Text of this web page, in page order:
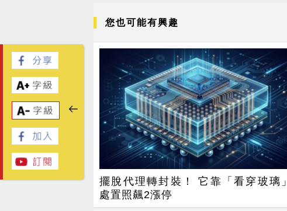
您也可能有興趣
擺脫代理轉封裝！ 它靠「看穿玻璃」
處置照飆2漲停